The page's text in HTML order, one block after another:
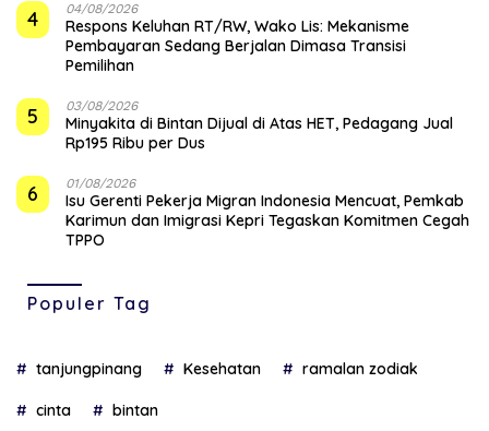
4 04/08/2026
‎Respons Keluhan RT/RW, Wako Lis: Mekanisme
Pembayaran Sedang Berjalan Dimasa Transisi
Pemilihan
5 03/08/2026
Minyakita di Bintan Dijual di Atas HET, Pedagang Jual
Rp195 Ribu per Dus
6 01/08/2026
Isu Gerenti Pekerja Migran Indonesia Mencuat, Pemkab
Karimun dan Imigrasi Kepri Tegaskan Komitmen Cegah
TPPO
Populer Tag
tanjungpinang Kesehatan ramalan zodiak
cinta bintan